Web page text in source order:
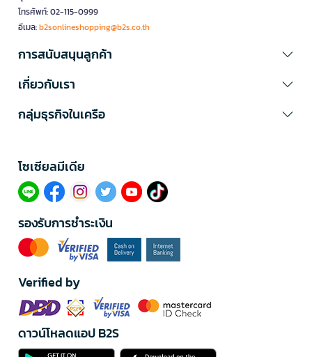
โทรศัพท์: 02-115-0999
อีเมล:b2sonlineshopping@b2s.co.th
การสนับสนุนลูกค้า
เกี่ยวกับเรา
กลุ่มธุรกิจในเครือ
โซเซียลมีเดีย​
รองรับการชำระเงิน
Verified by
ดาวน์โหลดแอป B2S